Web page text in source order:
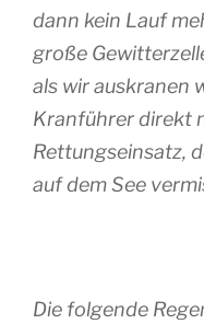
dann kein Lauf
große
als wir auskranen
Kranführer direkt
Rettungseinsatz,
auf dem See
Die folgende